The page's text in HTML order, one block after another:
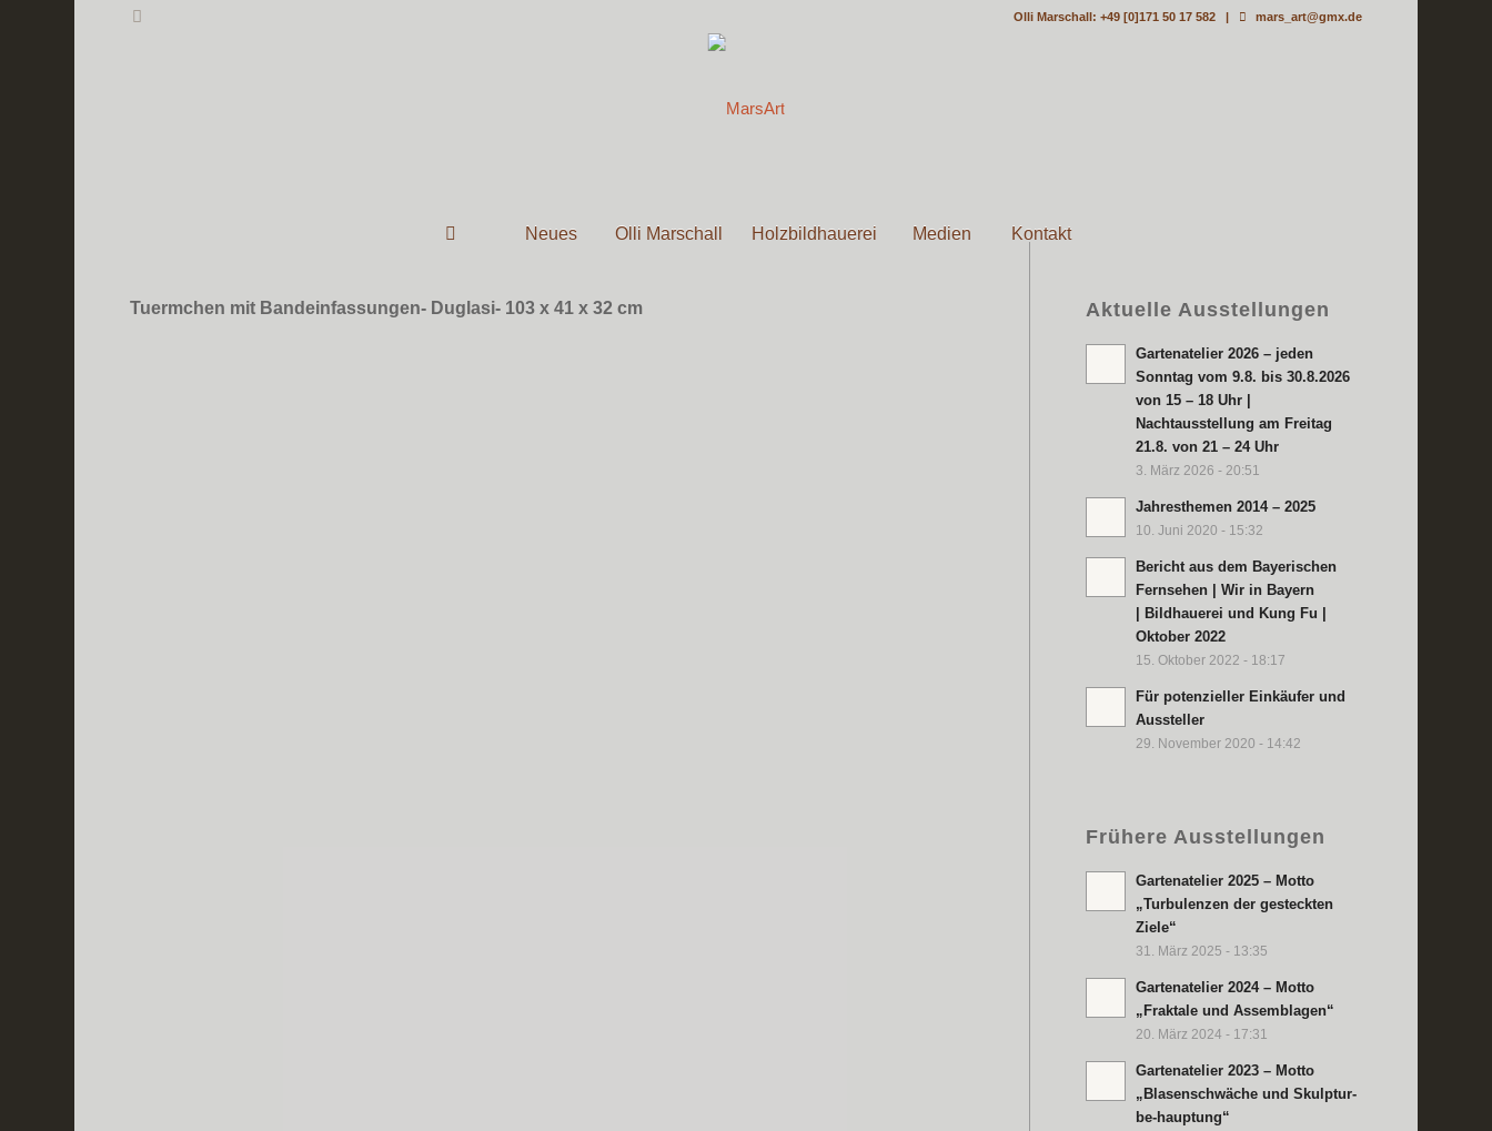
Olli Marschall: +49 [0]171 50 17 582 | mars_art@gmx.de
Neues Olli Marschall Holzbildhauerei Medien Kontakt
Tuermchen mit Bandeinfassungen- Duglasi- 103 x 41 x 32 cm Aktuelle Ausstellungen
Gartenatelier 2026 – jeden
Sonntag vom 9.8. bis 30.8.2026
von 15 – 18 Uhr |
Nachtausstellung am Freitag
21.8. von 21 – 24 Uhr
3. März 2026 - 20:51
Jahresthemen 2014 – 2025
10. Juni 2020 - 15:32
Bericht aus dem Bayerischen
Fernsehen | Wir in Bayern
| Bildhauerei und Kung Fu |
Oktober 2022
15. Oktober 2022 - 18:17
Für potenzieller Einkäufer und
Aussteller
29. November 2020 - 14:42
Frühere Ausstellungen
Gartenatelier 2025 – Motto
„Turbulenzen der gesteckten
Ziele“
31. März 2025 - 13:35
Gartenatelier 2024 – Motto
„Fraktale und Assemblagen“
20. März 2024 - 17:31
Gartenatelier 2023 – Motto
„Blasenschwäche und Skulptur-
be-hauptung“